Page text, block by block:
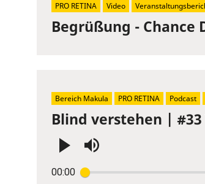
Begrüßung - Chance
PRO RETINA Video
Blind verstehen |
00:00
Enter
Bereich Makula PRO RETINA Podcast